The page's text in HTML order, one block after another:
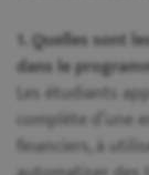
1. Quelles sont
dans le
Les étudiants
complète
financiers, à